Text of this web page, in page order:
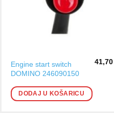
Engine start switch
DOMINO 246090150
41,70
DODAJ U KOŠARICU